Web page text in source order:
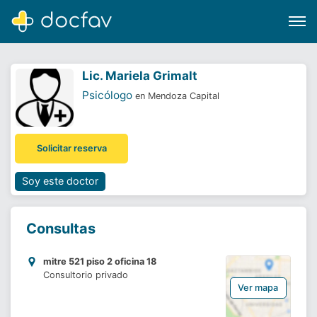
Software para clínicas
¿Eres un doctor?
Lic. Mariela Grimalt
Psicólogo en Mendoza Capital
Solicitar reserva
Soy este doctor
Consultas
mitre 521 piso 2 oficina 18
Consultorio privado
Ver mapa